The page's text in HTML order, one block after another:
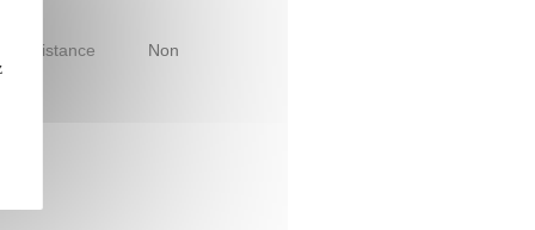
à distance Non